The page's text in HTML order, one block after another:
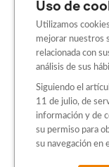
la Estética y
vehículo con
Barcelona-
Vinilo líquido
tu vehículo
Barcelona-
para coche
Pegatinas
distinción: Los
en
Uso de
Utilizamos
mejorar nuestros
relacionada con
análisis de sus
Siguiendo el
11 de julio, de
información y de
su permiso para
su navegación en